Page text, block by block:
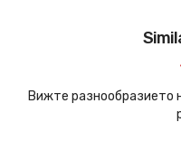
Вижте разнообразието